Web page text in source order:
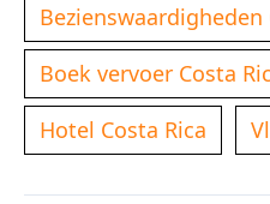
Bezienswaardigheden
Boek vervoer Costa
Hotel Costa Rica